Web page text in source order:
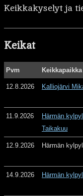
Keikkakyselyt ja
Keikat
Pvm Keikkapaikka
12.8.2026 Kalliojärvi
11.9.2026
Härmän
Taikakuu
12.9.2026 Härmän
14.9.2026 Härmän